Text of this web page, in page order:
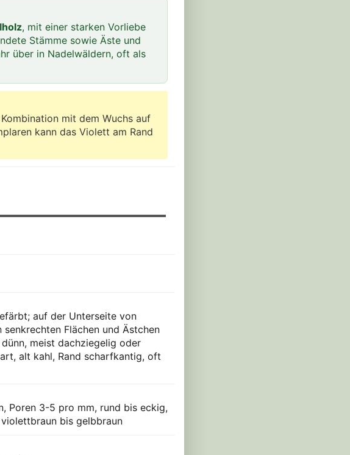
, mit einer starken Vorliebe
Stämme sowie Äste und
über in Nadelwäldern, oft als
mit dem Wuchs auf
kann das Violett am Rand
auf der Unterseite von
Flächen und Ästchen
meist dachziegelig oder
alt kahl, Rand scharfkantig, oft
Poren 3-5 pro mm, rund bis eckig,
bis gelbbraun